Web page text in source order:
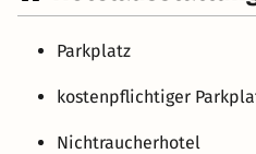
Parkplatz
kostenpflichtiger
Nichtraucherhotel